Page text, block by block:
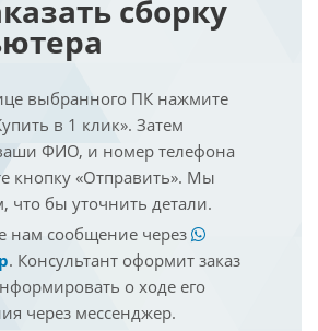
сборку
выбранного ПК нажмите
в 1 клик». Затем
ФИО, и номер телефона
кнопку «Отправить». Мы
что бы уточнить детали.
нам сообщение через
. Консультант оформит заказ
о ходе его
через мессенджер.